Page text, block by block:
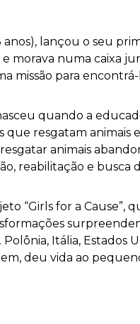
lançou o seu
morava numa caixa
missão para encontrá-
quando a
resgatam animais
animais
reabilitação e busca
“Girls for a Cause”,
Itália, Estados
deu vida ao